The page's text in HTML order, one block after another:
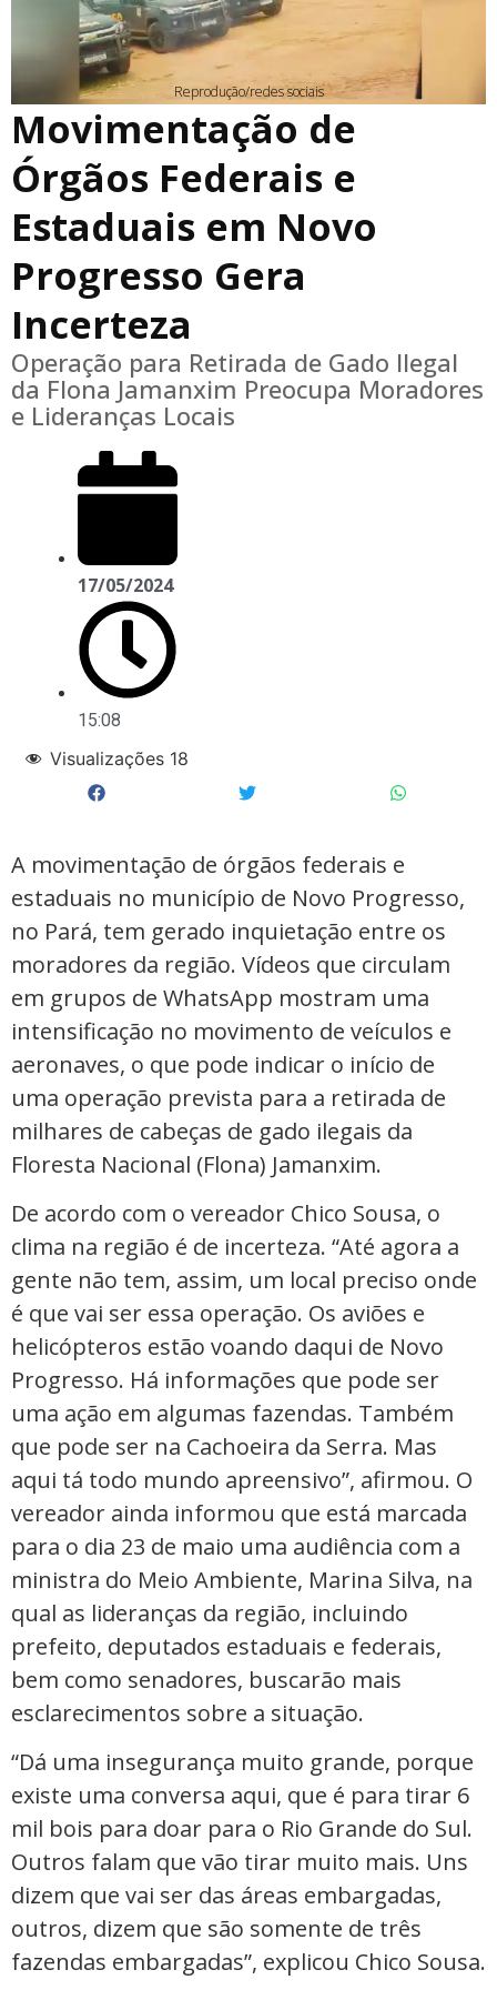
Reprodução/redes sociais
Movimentação de
Órgãos Federais e
Estaduais em Novo
Progresso Gera
Incerteza
Operação para Retirada de Gado Ilegal
da Flona Jamanxim Preocupa Moradores
e Lideranças Locais
17/05/2024
15:08
Visualizações 18
A movimentação de órgãos federais e
estaduais no município de Novo Progresso,
no Pará, tem gerado inquietação entre os
moradores da região. Vídeos que circulam
em grupos de WhatsApp mostram uma
intensificação no movimento de veículos e
aeronaves, o que pode indicar o início de
uma operação prevista para a retirada de
milhares de cabeças de gado ilegais da
Floresta Nacional (Flona) Jamanxim.
De acordo com o vereador Chico Sousa, o
clima na região é de incerteza. “Até agora a
gente não tem, assim, um local preciso onde
é que vai ser essa operação. Os aviões e
helicópteros estão voando daqui de Novo
Progresso. Há informações que pode ser
uma ação em algumas fazendas. Também
que pode ser na Cachoeira da Serra. Mas
aqui tá todo mundo apreensivo”, afirmou. O
vereador ainda informou que está marcada
para o dia 23 de maio uma audiência com a
ministra do Meio Ambiente, Marina Silva, na
qual as lideranças da região, incluindo
prefeito, deputados estaduais e federais,
bem como senadores, buscarão mais
esclarecimentos sobre a situação.
“Dá uma insegurança muito grande, porque
existe uma conversa aqui, que é para tirar 6
mil bois para doar para o Rio Grande do Sul.
Outros falam que vão tirar muito mais. Uns
dizem que vai ser das áreas embargadas,
outros, dizem que são somente de três
fazendas embargadas”, explicou Chico Sousa.